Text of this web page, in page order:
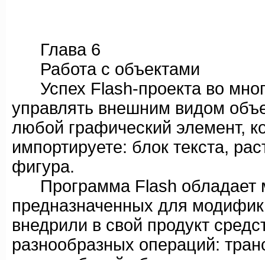
Глава 6
Работа с объектами
Успех Flash-проекта во
управлять внешним видом
любой графический элемент,
импортируете: блок текста,
фигура.
Программа Flash обладает
предназначенных для
внедрили в свой продукт
разнообразных операций: